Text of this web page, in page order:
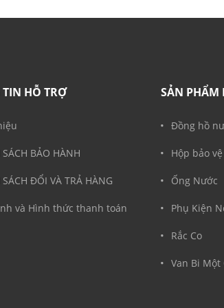
HỖ TRỢ
BẢO HÀNH
ĐỔI VÀ TRẢ HÀNG
và Hình thức thanh toán
SẢN PHẨM
Đồng hồ
Hộp bảo
Ống Nước
Phụ Kiện
Rắc Co
Van Bi Một